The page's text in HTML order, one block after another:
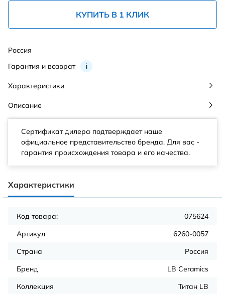
КУПИТЬ В 1 КЛИК
Гарантия и возврат i
Россия
Характеристики
Описание
Сертификат дилера подтверждает наше
официальное представительство бренда. Для вас -
гарантия происхождения товара и его качества.
Характеристики
Код товара:
075624
Артикул
6260-0057
Страна
Россия
Бренд
LB Ceramics
Коллекция
Титан LB